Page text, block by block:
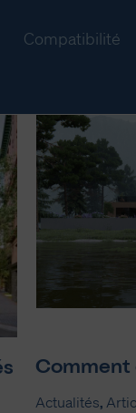
Compatibilité
Comment
Actualités,